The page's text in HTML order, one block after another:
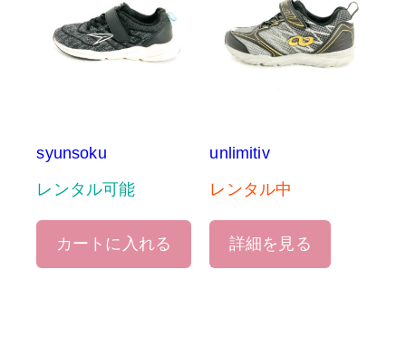
syunsoku
レンタル可能
カートに入れる
unlimitiv
レンタル中
詳細を見る